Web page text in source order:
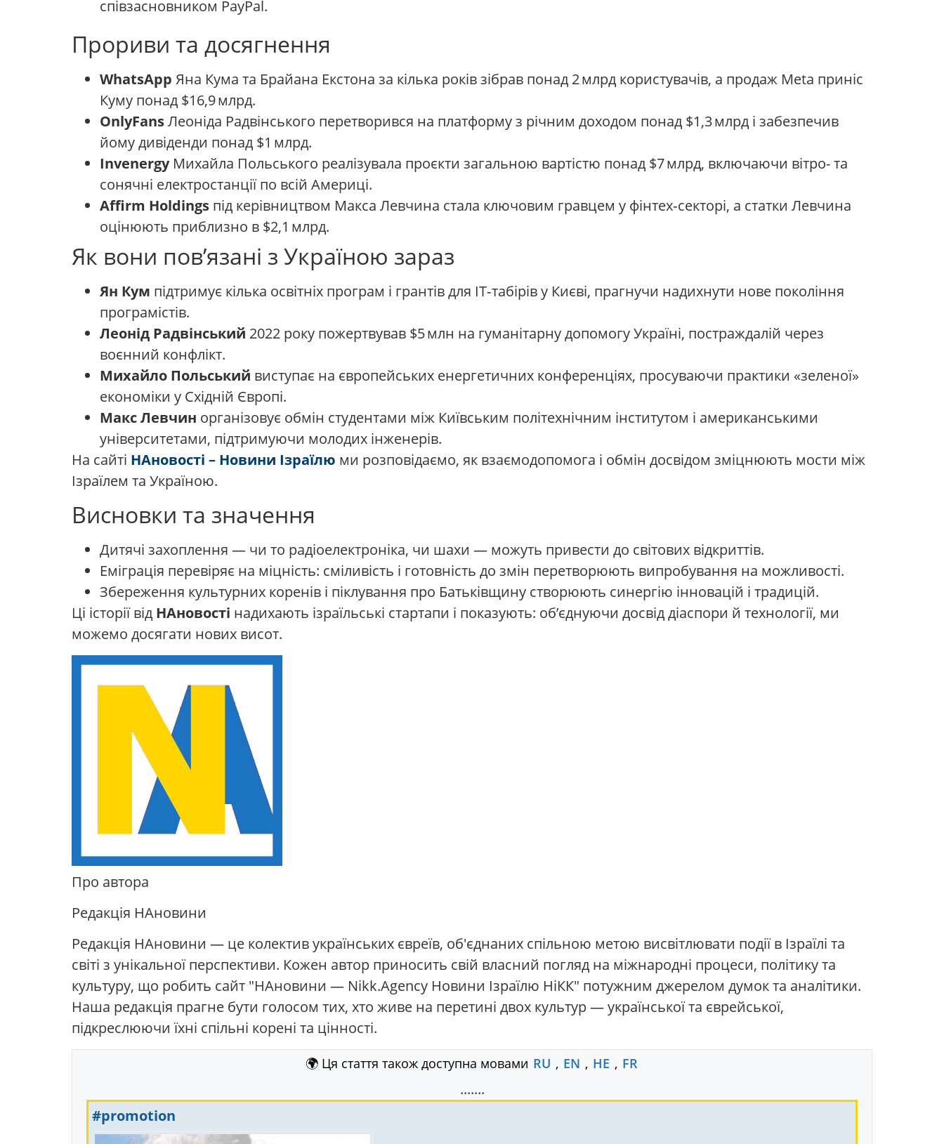
співзасновником PayPal.
Прориви та досягнення
WhatsApp Яна Кума та Брайана Екстона за кілька років зібрав понад 2 млрд користувачів, а продаж Meta приніс
Куму понад $16,9 млрд.
OnlyFansЛеоніда Радвінського перетворився на платформу з річним доходом понад $1,3 млрд і забезпечив
йому дивіденди понад $1 млрд.
InvenergyМихайла Польського реалізувала проєкти загальною вартістю понад $7 млрд, включаючи вітро- та
сонячні електростанції по всій Америці.
Affirm Holdings під керівництвом Макса Левчина стала ключовим гравцем у фінтех‑секторі, а статки Левчина
оцінюють приблизно в $2,1 млрд.
Як вони пов’язані з Україною зараз
Ян Кум підтримує кілька освітніх програм і грантів для IT‑табірів у Києві, прагнучи надихнути нове покоління
програмістів.
Леонід Радвінський 2022 року пожертвував $5 млн на гуманітарну допомогу Україні, постраждалій через
воєнний конфлікт.
Михайло Польський виступає на європейських енергетичних конференціях, просуваючи практики «зеленої»
економіки у Східній Європі.
Макс Левчин організовує обмін студентами між Київським політехнічним інститутом і американськими
університетами, підтримуючи молодих інженерів.
На сайті НАновості – Новини Ізраїлю ми розповідаємо, як взаємодопомога і обмін досвідом зміцнюють мости між
Ізраїлем та Україною.
Висновки та значення
Дитячі захоплення — чи то радіоелектроніка, чи шахи — можуть привести до світових відкриттів.
Еміграція перевіряє на міцність: сміливість і готовність до змін перетворюють випробування на можливості.
Збереження культурних коренів і піклування про Батьківщину створюють синергію інновацій і традицій.
Ці історії від НАновості надихають ізраїльські стартапи і показують: об’єднуючи досвід діаспори й технології, ми
можемо досягати нових висот.
Про автора
Редакція НАновини
Редакція НАновини — це колектив українських євреїв, об'єднаних спільною метою висвітлювати події в Ізраїлі та
світі з унікальної перспективи. Кожен автор приносить свій власний погляд на міжнародні процеси, політику та
культуру, що робить сайт "НАновини — Nikk.Agency Новини Ізраїлю НіКК" потужним джерелом думок та аналітики.
Наша редакція прагне бути голосом тих, хто живе на перетині двох культур — української та єврейської,
підкреслюючи їхні спільні корені та цінності.
🌍 Ця стаття також доступна мовами RU , EN , HE , FR
.......
#promotion